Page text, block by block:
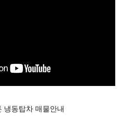
냉동탑차 매물안내